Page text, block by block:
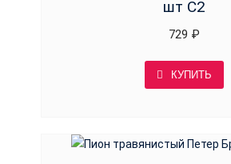
шт С2
729 ₽
КУПИТЬ